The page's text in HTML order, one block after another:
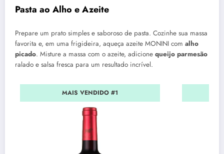
Pasta ao Alho e Azeite
Prepare um prato simples e saboroso de pasta. Cozinhe sua massa
favorita e, em uma frigideira, aqueça azeite MONINI com alho
picado. Misture a massa com o azeite, adicione queijo parmesão
ralado e salsa fresca para um resultado incrível.
MAIS VENDIDO #1